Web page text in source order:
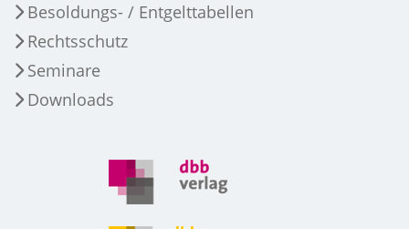
Besoldungs- / Entgelttabellen
Rechtsschutz
Seminare
Downloads